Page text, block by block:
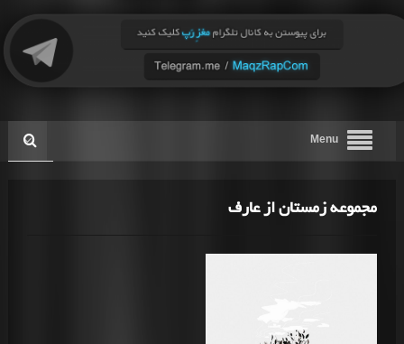
Menu
مجموعه زمستان از عارف